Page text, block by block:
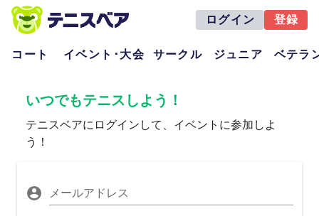
ログイン 登録
コート イベント･大会 サークル ジュニア ベテラ
いつでもテニスしよう！
テニスベアにログインして、イベントに参加しよ
う！
メールアドレス